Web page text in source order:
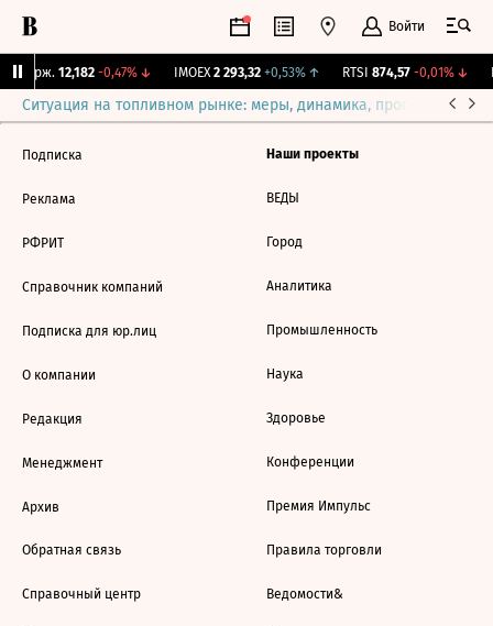
Войти
Бирж. 12,182 -0,47%↓ IMOEX 2 293,32 +0,53%↑ RTSI 874,57 -0,01%↓
Ситуация на топливном рынке: меры, динамика, прогнозы
Подписка
Реклама
РФРИТ
Справочник компаний
Подписка для юр.лиц
О компании
Редакция
Менеджмент
Архив
Обратная связь
Справочный центр
Наши проекты
ВЕДЫ
Город
Аналитика
Промышленность
Наука
Здоровье
Конференции
Премия Импульс
Правила торговли
Ведомости&